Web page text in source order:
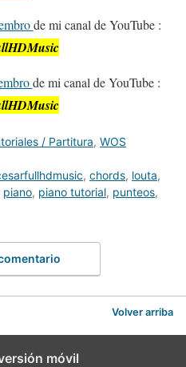
de mi canal de YouTube :
de mi canal de YouTube :
/ Partitura, WOS
, chords, louta,
piano, piano tutorial, punteos,
Volver arriba
móvil